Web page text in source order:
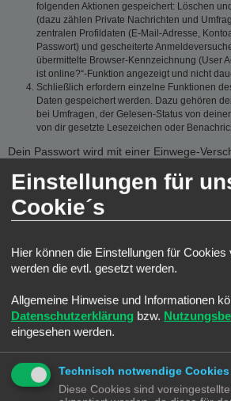
folgenden Aktionen gespeichert: Löschen
(dazu zählen Private Nachrichten und
zentralen Profildaten (E-Mail-Adresse,
Passwort) und gescheiterte
übermittelte Browser-Kennzeichnung (User
ist online?“-Funktion angezeigt und nicht
Schließlich erfordern einzelne Funktionen
Daten gespeichert werden. Dazu gehören
bei Umfragen, der Gelesen-Status von
von dir gesetzte Lesezeichen oder
Dein Passwort wird mit einer Einwege-
dieses Passwort nicht auf einer Vielzahl von
verwenden. Das Passwort ist dein Schlüssel
Benutzerkonto für das Board, also geh mit
Limited oder ein Dritter berechtigterweise
fragen. Solltest du dein Passwort vergessen
die Funktion „Ich habe mein Passwort
phpBB-Software fragt dich dann nach
deiner E-Mail-Adresse und sendet
generiertes Passwort an diese Adresse, mit
Board zugreifen kannst.
GESTATTUNG DER DATENSPEICHERUNG
Du gestattest dem Betreiber, die von dir
Einstellungen für
Cookie´s
Hier können die Einstellungen für
werden die evtl. gesetzt werden.
Allgemeine Hinweise und Informationen
Datenschutzerklärung bzw.
eingesehen werden.
Technisch notwendige Cookies
Diese Cookies sind